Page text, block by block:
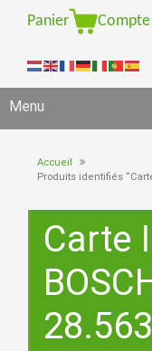
Panier Compte
Menu
Accueil
Produits identifiés
Carte